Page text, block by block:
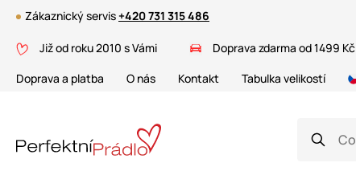
Zákaznický servis+420 731 315 486
Již od roku 2010 s Vámi Doprava zdarma od 1499 Kč
Doprava a platba
O nás Kontakt Tabulka velikostí